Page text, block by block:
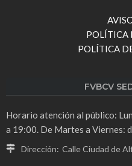
POLÍTICA
POLÍTICA
FVBCV
Horario atención al público:
a 19:00. De Martes a Viernes:
Dirección: Calle Ciudad de